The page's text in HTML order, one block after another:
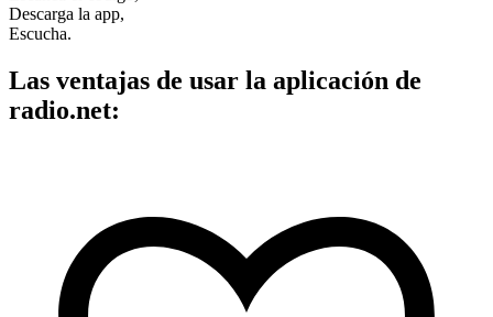
Descarga la app,
Escucha.
Las ventajas de usar la aplicación de
radio.net: